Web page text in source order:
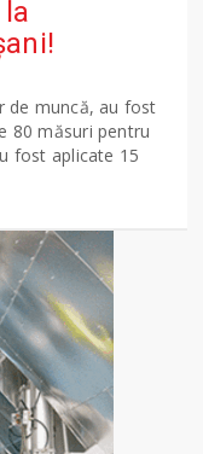
de muncă, au fost
80 măsuri pentru
fost aplicate 15